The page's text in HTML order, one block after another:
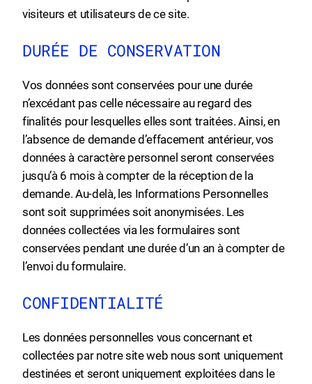
visiteurs et utilisateurs de ce site.
DURÉE DE CONSERVATION
Vos données sont conservées pour une durée
n’excédant pas celle nécessaire au regard des
finalités pour lesquelles elles sont traitées. Ainsi, en
l’absence de demande d’effacement antérieur, vos
données à caractère personnel seront conservées
jusqu’à 6 mois à compter de la réception de la
demande. Au-delà, les Informations Personnelles
sont soit supprimées soit anonymisées. Les
données collectées via les formulaires sont
conservées pendant une durée d’un an à compter de
l’envoi du formulaire.
CONFIDENTIALITÉ
Les données personnelles vous concernant et
collectées par notre site web nous sont uniquement
destinées et seront uniquement exploitées dans le